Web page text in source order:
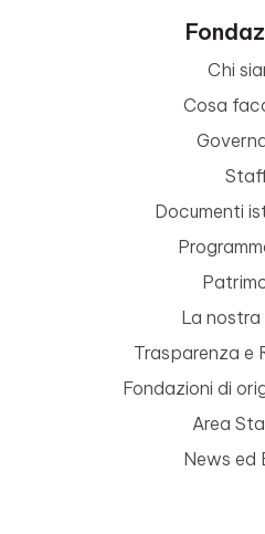
Chi
Cosa
Documenti
La
Trasparenza e
Fondazioni di
Area
News ed